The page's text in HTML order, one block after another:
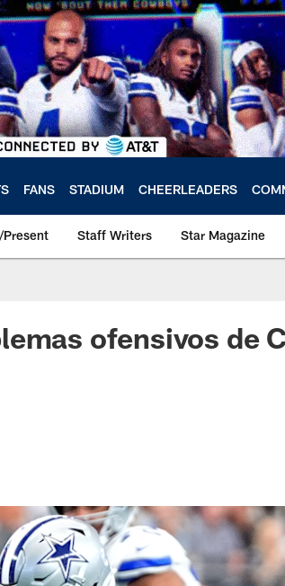
FANS STADIUM CHEERLEADERS
Present Staff Writers Star Magazine
ofensivos de